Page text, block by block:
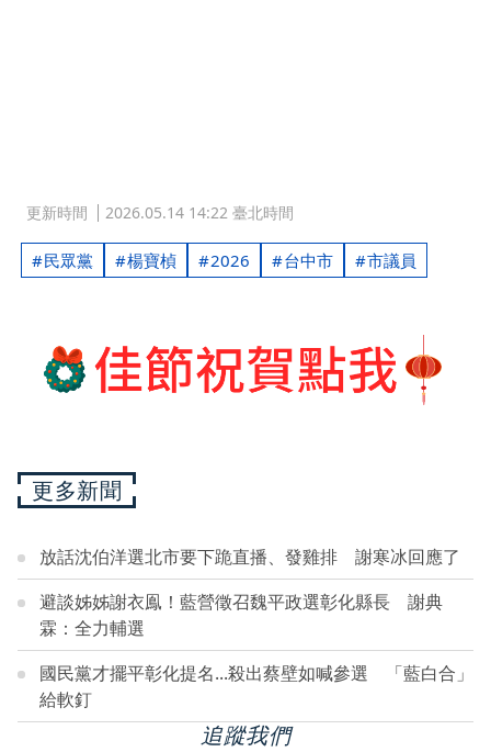
更新時間 2026.05.14 14:22 臺北時間
民眾黨 楊寶楨 2026 台中市 市議員
更多新聞
放話沈伯洋選北市要下跪直播、發雞排 謝寒冰回應了
避談姊姊謝衣鳯！藍營徵召魏平政選彰化縣長 謝典
霖：全力輔選
國民黨才擺平彰化提名...殺出蔡壁如喊參選 「藍白合」
給軟釘
追蹤我們